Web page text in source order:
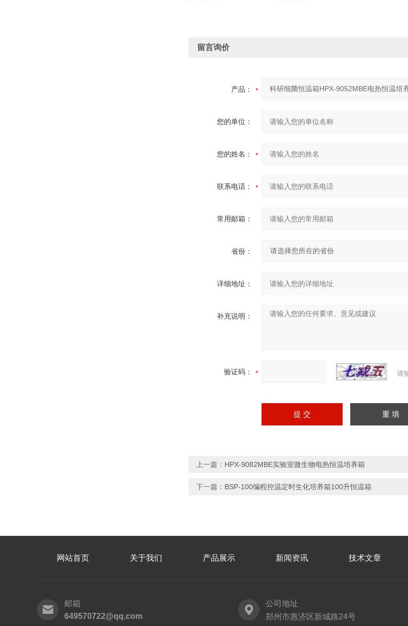
留言询价
产品：
您的单位：
您的姓名：
联系电话：
常用邮箱：
省份：
详细地址：
补充说明：
验证码： 请
上一篇： HPX-9082MBE实验室微生物电热恒温培养箱
下一篇： BSP-100编程控温定时生化培养箱100升恒温箱
网站首页 关于我们 产品展示 新闻资讯 技术文章
邮箱
649570722@qq.com
公司地址
郑州市惠济区新城路24号